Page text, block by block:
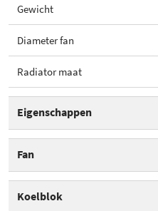
Gewicht
Diameter fan
Radiator maat
Eigenschappen
Socket 775
Fan
Koelblok